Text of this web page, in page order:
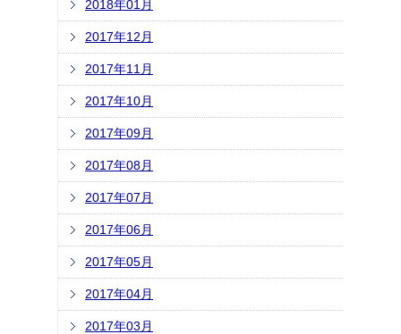
2018年01月
2017年12月
2017年11月
2017年10月
2017年09月
2017年08月
2017年07月
2017年06月
2017年05月
2017年04月
2017年03月